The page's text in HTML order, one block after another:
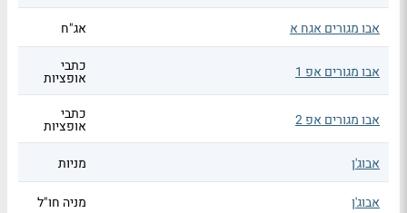
אבו מגורים אגח א אג"ח
אבו מגורים אפ 1 כתבי
אופציות
אבו מגורים אפ 2 כתבי
אופציות
אבוג'ן
מניות
אבוג'ן מניה חו"ל